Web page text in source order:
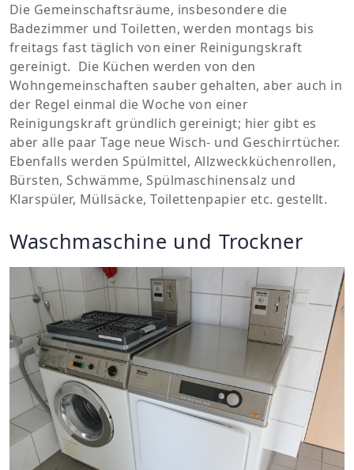
Die Gemeinschaftsräume, insbesondere die
Badezimmer und Toiletten, werden montags bis
freitags fast täglich von einer Reinigungskraft
gereinigt. Die Küchen werden von den
Wohngemeinschaften sauber gehalten, aber auch in
der Regel einmal die Woche von einer
Reinigungskraft gründlich gereinigt; hier gibt es
aber alle paar Tage neue Wisch- und Geschirrtücher.
Ebenfalls werden Spülmittel, Allzweckküchenrollen,
Bürsten, Schwämme, Spülmaschinensalz und
Klarspüler, Müllsäcke, Toilettenpapier etc. gestellt.
Waschmaschine und Trockner